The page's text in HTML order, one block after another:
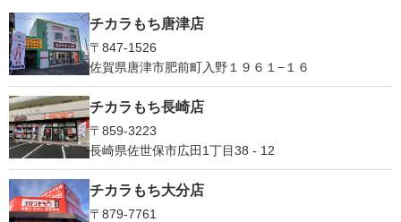
チカラもち唐津店
〒847-1526
佐賀県唐津市肥前町入野１９６１−１６
チカラもち長崎店
〒859-3223
長崎県佐世保市広田1丁目38 - 12
チカラもち大分店
〒879-7761